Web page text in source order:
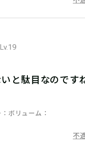
と駄目なのです
ボリューム
不